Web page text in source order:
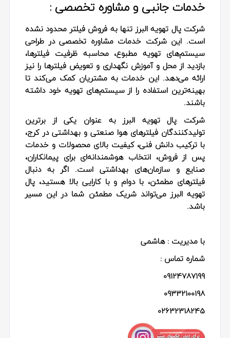
خدمات جانبی و مشاوره تخصصی :
شرکت پال تهویه البرز تنها به فروش فیلتر محدود نشده
است. این شرکت خدمات مشاوره تخصصی در طراحی
سیستم‌های تهویه مطبوع، محاسبه ظرفیت فیلترها،
بازدید از محل و آموزش نگهداری و تعویض فیلترها را نیز
ارائه می‌دهد. این خدمات به مشتریان کمک می‌کند تا
بهینه‌ترین استفاده را از سیستم‌های تهویه خود داشته
باشند.
شرکت پال تهویه البرز به عنوان یکی از برترین
تولیدکنندگان فیلترهای هوا صنعتی و بهداشتی در کرج،
با ترکیب دانش فنی، کیفیت بالای محصولات و خدمات
پس از فروش، انتخاب هوشمندانه‌ای برای پیمانکاران،
صنایع و سازمان‌های بهداشتی است. اگر به دنبال
فیلترهای مطمئن، با دوام و با کارایی بالا هستید، پال
تهویه البرز می‌تواند شریک مطمئن شما در این مسیر
باشد.
با مدیریت : هاشمی
شماره تماس :
09124787199
09332100198
02632318245